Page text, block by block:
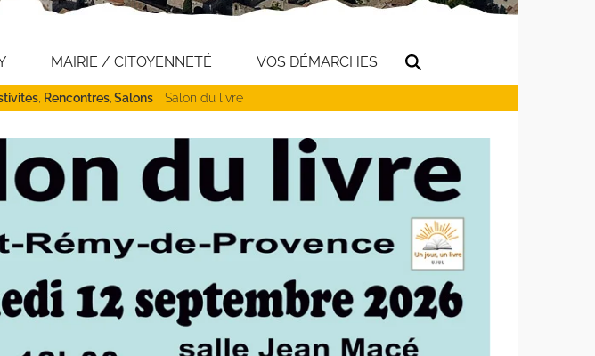
MAIRIE / CITOYENNETÉ VOS DÉMARCHES
Rencontres Salons Salon du livre